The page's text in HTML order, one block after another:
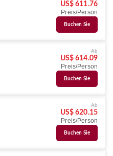
US$ 611.76
Preis/Person
Buchen Sie
Ab
US$ 614.09
Preis/Person
Buchen Sie
Ab
US$ 620.15
Preis/Person
Buchen Sie